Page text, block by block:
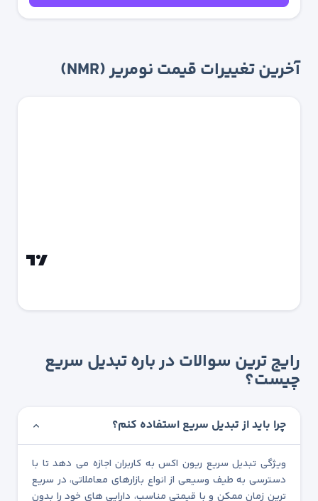
آخرین تغییرات قیمت نومریر (NMR)
رایج ترین سوالات در باره تبدیل سریع
چیست؟
چرا باید از تبدیل سریع استفاده کنم؟
ویژگی تبدیل سریع ریون اکس به کاربران اجازه می دهد تا با
دسترسی به طیف وسیعی از انواع بازارهای معاملاتی، در سریع
ترین زمان ممکن و با قیمتی مناسب، دارایی های خود را بدون